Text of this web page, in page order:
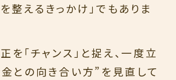
整えるきっかけ」でもありま
を「チャンス」と捉え、一度立
との向き合い方”を見直して